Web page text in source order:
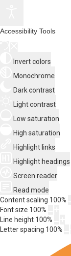
Accessibility Tools
Invert colors
Monochrome
Dark contrast
Light contrast
Low saturation
High saturation
Highlight links
Highlight headings
Screen reader
Read mode
Content scaling 100%
Font size 100%
Line height 100%
Letter spacing 100%